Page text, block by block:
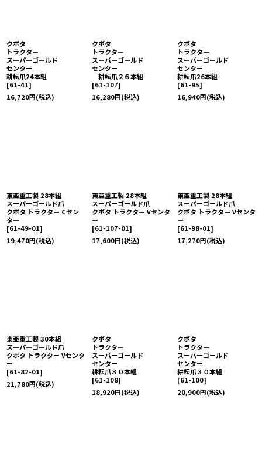
クボタ
トラクター
スーパーゴールド
センター
耕耘爪24本組
[61-41]
16,720円(税込)
クボタ
トラクター
スーパーゴールド
センター
耕耘爪２６本組
[61-107]
16,280円(税込)
クボタ
トラクター
スーパーゴールド
センター
耕耘爪26本組
[61-95]
16,940円(税込)
東亜重工製 28本組
スーパーゴールド爪
クボタ トラクター Cセン
ター
[61-49-01]
19,470円(税込)
東亜重工製 28本組
スーパーゴールド爪
クボタ トラクター Vセンタ
ー
[61-107-01]
17,600円(税込)
東亜重工製 28本組
スーパーゴールド爪
クボタ トラクター Vセンタ
ー
[61-98-01]
17,270円(税込)
東亜重工製 30本組
スーパーゴールド爪
クボタ トラクター Vセンタ
ー
[61-82-01]
21,780円(税込)
クボタ
トラクター
スーパーゴールド
センター
耕耘爪３０本組
[61-108]
18,920円(税込)
クボタ
トラクター
スーパーゴールド
センター
耕耘爪３０本組
[61-100]
20,900円(税込)